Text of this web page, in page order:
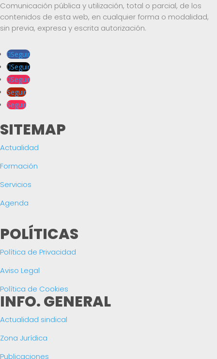
Comunicación pública y utilización, total o parcial, de los
contenidos de esta web, en cualquier forma o modalidad,
sin previa, expresa y escrita autorización.
Seguir
Seguir
Seguir
Seguir
Seguir
SITEMAP
Actualidad
Formación
Servicios
Agenda
POLÍTICAS
Política de Privacidad
Aviso Legal
Política de Cookies
INFO. GENERAL
Actualidad sindical
Zona Jurídica
Publicaciones